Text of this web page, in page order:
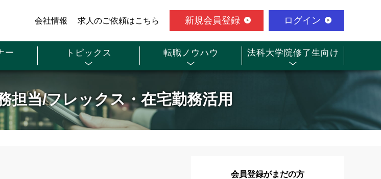
会社情報 求人のご依頼はこちら 新規会員登録 ログイン
ー トピックス 転職ノウハウ 法科大学院修了生向け
担当/フレックス・在宅勤務活用
会員登録がまだの方